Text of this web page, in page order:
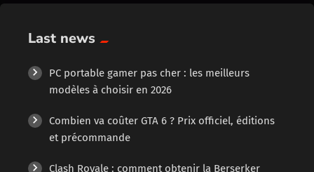
Last news
PC portable gamer pas cher : les meilleurs
modèles à choisir en 2026
Combien va coûter GTA 6 ? Prix officiel, éditions
et précommande
Clash Royale : comment obtenir la Berserker